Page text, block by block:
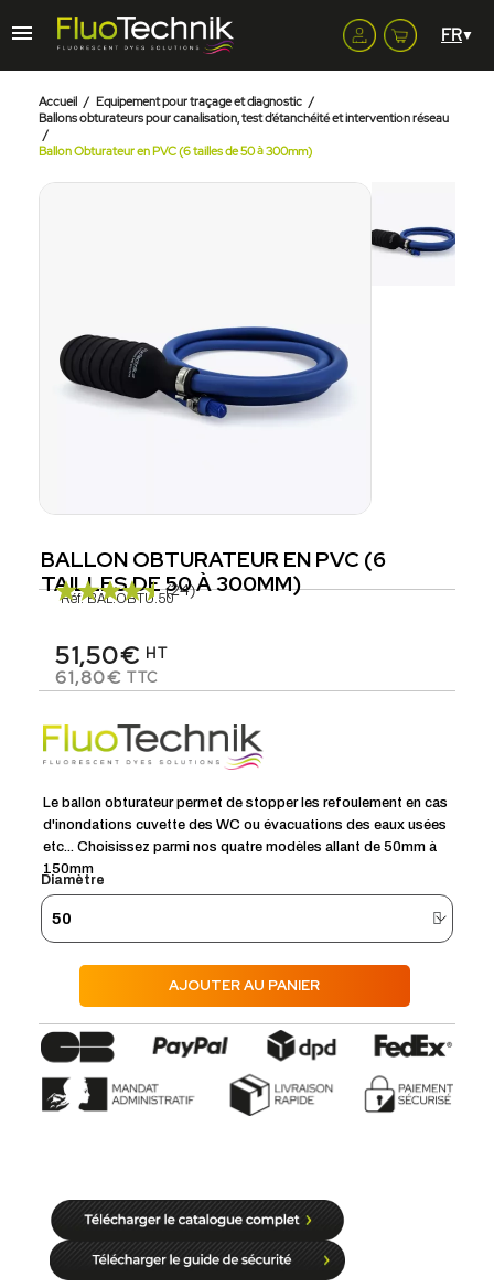
Accueil
Equipement pour traçage et diagnostic
Ballons obturateurs pour canalisation, test d’étanchéité et intervention réseau
Ballon Obturateur en PVC (6 tailles de 50 à 300mm)
BALLON OBTURATEUR EN PVC (6
TAILLES DE 50 À 300MM)
Réf. BAL.OBTU.50(24)
51,50€ HT
61,80€ TTC
Le ballon obturateur permet de stopper les refoulement en cas
d'inondations cuvette des WC ou évacuations des eaux usées
etc... Choisissez parmi nos quatre modèles allant de 50mm à
150mm
Diamètre
AJOUTER AU PANIER